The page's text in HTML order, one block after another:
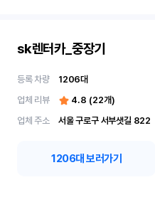
sk렌터카_중장기
등록 차량 1206대
업체 리뷰
4.8 (22개)
업체 주소
서울 구로구 서부샛길 822
1206대 보러가기